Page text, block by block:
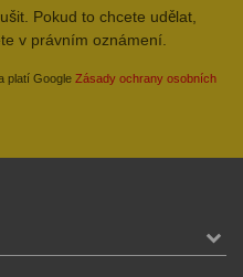
Pokud to chcete udělat,
v právním oznámení.
platí Google Zásady ochrany osobních